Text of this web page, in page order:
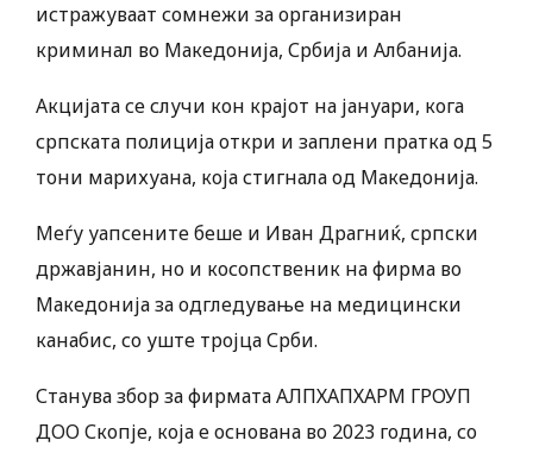
истражуваат сомнежи за организиран
криминал во Македонија, Србија и Албанија.
Акцијата се случи кон крајот на јануари, кога
српската полиција откри и заплени пратка од 5
тони марихуана, која стигнала од Македонија.
Меѓу уапсените беше и Иван Драгниќ, српски
државјанин, но и косопственик на фирма во
Македонија за одгледување на медицински
канабис, со уште тројца Срби.
Станува збор за фирмата АЛПХАПХАРМ ГРОУП
ДОО Скопје, која е основана во 2023 година, со